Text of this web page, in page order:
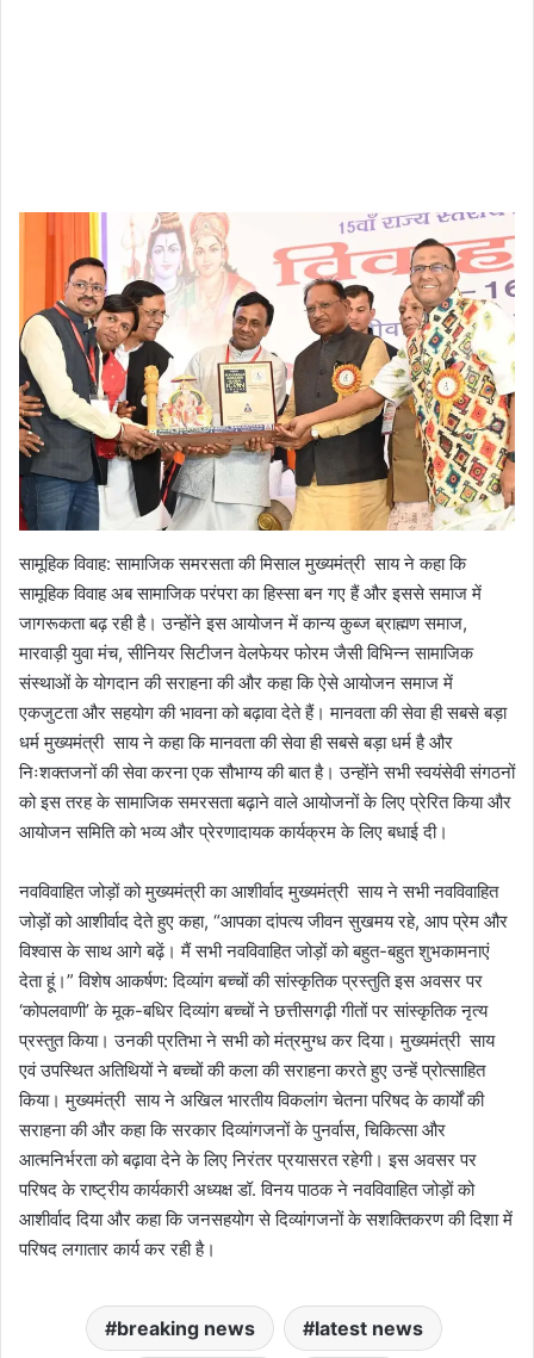
सामूहिक विवाह: सामाजिक समरसता की मिसाल मुख्यमंत्री साय ने कहा कि
सामूहिक विवाह अब सामाजिक परंपरा का हिस्सा बन गए हैं और इससे समाज में
जागरूकता बढ़ रही है। उन्होंने इस आयोजन में कान्य कुब्ज ब्राह्मण समाज,
मारवाड़ी युवा मंच, सीनियर सिटीजन वेलफेयर फोरम जैसी विभिन्न सामाजिक
संस्थाओं के योगदान की सराहना की और कहा कि ऐसे आयोजन समाज में
एकजुटता और सहयोग की भावना को बढ़ावा देते हैं। मानवता की सेवा ही सबसे बड़ा
धर्म मुख्यमंत्री साय ने कहा कि मानवता की सेवा ही सबसे बड़ा धर्म है और
निःशक्तजनों की सेवा करना एक सौभाग्य की बात है। उन्होंने सभी स्वयंसेवी संगठनों
को इस तरह के सामाजिक समरसता बढ़ाने वाले आयोजनों के लिए प्रेरित किया और
आयोजन समिति को भव्य और प्रेरणादायक कार्यक्रम के लिए बधाई दी।
नवविवाहित जोड़ों को मुख्यमंत्री का आशीर्वाद मुख्यमंत्री साय ने सभी नवविवाहित
जोड़ों को आशीर्वाद देते हुए कहा, “आपका दांपत्य जीवन सुखमय रहे, आप प्रेम और
विश्वास के साथ आगे बढ़ें। मैं सभी नवविवाहित जोड़ों को बहुत-बहुत शुभकामनाएं
देता हूं।” विशेष आकर्षण: दिव्यांग बच्चों की सांस्कृतिक प्रस्तुति इस अवसर पर
‘कोपलवाणी’ के मूक-बधिर दिव्यांग बच्चों ने छत्तीसगढ़ी गीतों पर सांस्कृतिक नृत्य
प्रस्तुत किया। उनकी प्रतिभा ने सभी को मंत्रमुग्ध कर दिया। मुख्यमंत्री साय
एवं उपस्थित अतिथियों ने बच्चों की कला की सराहना करते हुए उन्हें प्रोत्साहित
किया। मुख्यमंत्री साय ने अखिल भारतीय विकलांग चेतना परिषद के कार्यों की
सराहना की और कहा कि सरकार दिव्यांगजनों के पुनर्वास, चिकित्सा और
आत्मनिर्भरता को बढ़ावा देने के लिए निरंतर प्रयासरत रहेगी। इस अवसर पर
परिषद के राष्ट्रीय कार्यकारी अध्यक्ष डॉ. विनय पाठक ने नवविवाहित जोड़ों को
आशीर्वाद दिया और कहा कि जनसहयोग से दिव्यांगजनों के सशक्तिकरण की दिशा में
परिषद लगातार कार्य कर रही है।
breaking news latest news